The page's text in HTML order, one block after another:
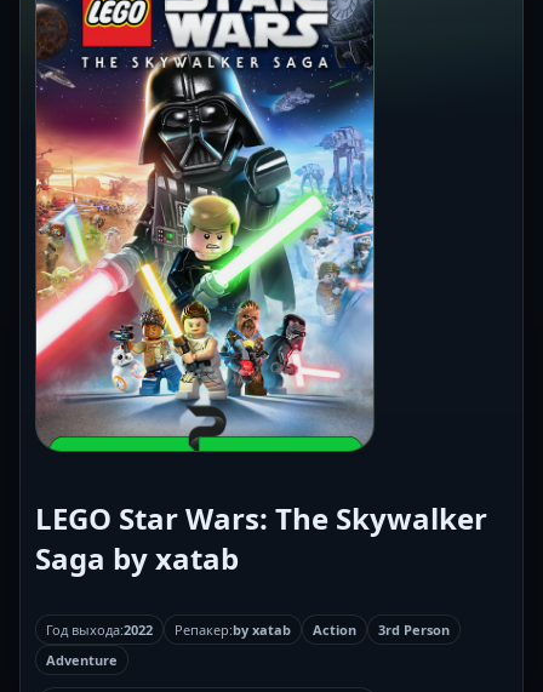
LEGO Star Wars: The Skywalker
Saga by xatab
Год выхода:2022 Репакер:by xatab Action
3rd Person
Adventure